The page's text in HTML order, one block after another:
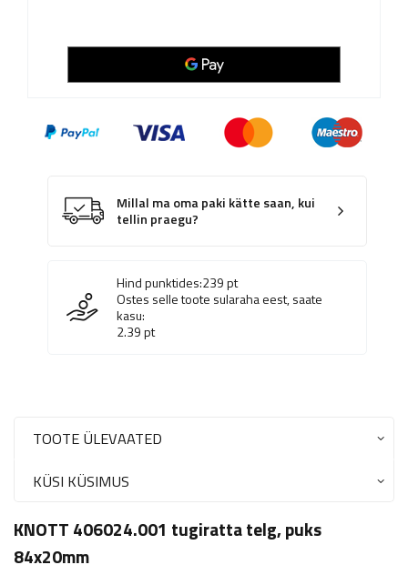
Millal ma oma paki kätte saan, kui
tellin praegu?
Hind punktides:239pt
Ostes selle toote sularaha eest, saate
kasu:
2.39pt
TOOTE ÜLEVAATED
KÜSI KÜSIMUS
KNOTT 406024.001 tugiratta telg, puks
84x20mm